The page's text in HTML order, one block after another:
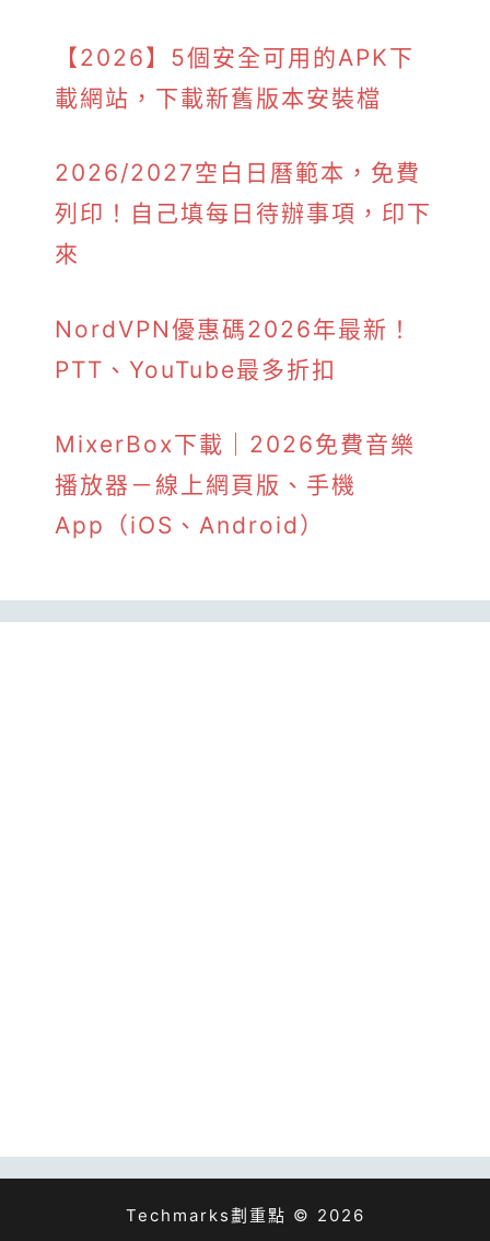
【2026】5個安全可用的APK下
載網站，下載新舊版本安裝檔
2026/2027空白日曆範本，免費
列印！自己填每日待辦事項，印下
來
NordVPN優惠碼2026年最新！
PTT、YouTube最多折扣
MixerBox下載｜2026免費音樂
播放器－線上網頁版、手機
App（iOS、Android）
Techmarks劃重點 © 2026